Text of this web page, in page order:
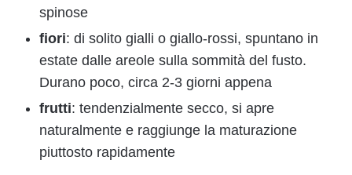
spinose
fiori: di solito gialli o giallo-rossi, spuntano in
estate dalle areole sulla sommità del fusto.
Durano poco, circa 2-3 giorni appena
frutti: tendenzialmente secco, si apre
naturalmente e raggiunge la maturazione
piuttosto rapidamente